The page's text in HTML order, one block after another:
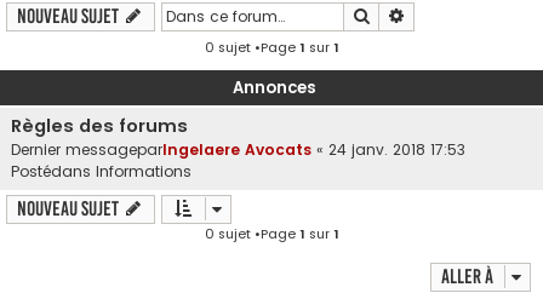
h
Nouveau sujet Rechercher
0 sujet •Page1 sur1
Annonces
Règles des forums
Dernier messageparIngelaere Avocats « 24 janv. 2018 17:53
Postédans Informations
Nouveau sujet
0 sujet •Page1 sur1
Aller à